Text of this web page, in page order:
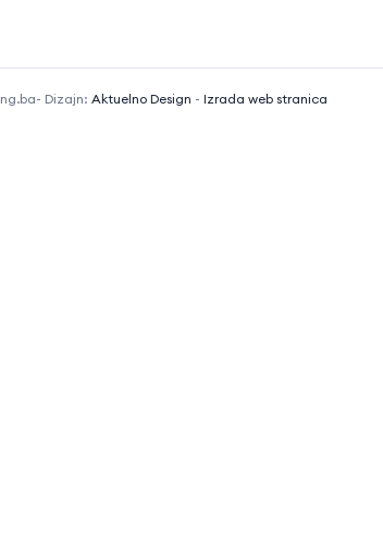
Dizajn: Aktuelno Design - Izrada web stranica